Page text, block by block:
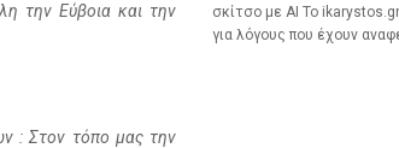
την Εύβοια και την
: Στον τόπο μας την
σκίτσο με ΑΙ Το
για λόγους που έχουν